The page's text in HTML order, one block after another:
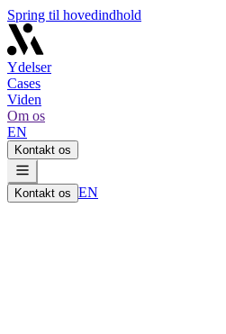
Spring til hovedindhold
Ydelser
Cases
Viden
Om os
EN
Kontakt os
Kontakt os EN